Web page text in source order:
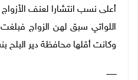
أعلى نسب انتشارا لعنف الأزواج
وكانت أقلها محافظة دير البلح
ــــــــ